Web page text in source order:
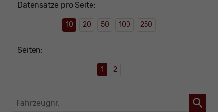
Datensätze pro Seite:
10 20 50 100 250
Seiten:
1 2
Fahrzeugnr.